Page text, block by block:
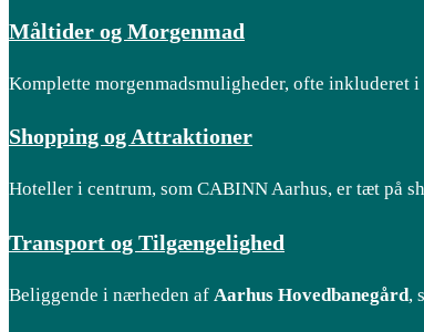
Måltider og Morgenmad
Komplette morgenmadsmuligheder, ofte inkluderet
Shopping og Attraktioner
Hoteller i centrum, som CABINN Aarhus, er tæt på
Transport og Tilgængelighed
Beliggende i nærheden af Aarhus Hovedbanegård,